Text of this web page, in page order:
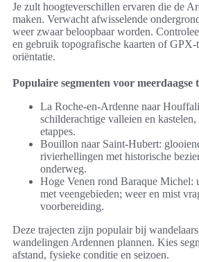
Je zult hoogteverschillen ervaren die de
maken. Verwacht afwisselende
weer zwaar beloopbaar worden.
en gebruik topografische kaarten of GPX-
oriëntatie.
Populaire segmenten voor meerdaagse
La Roche-en-Ardenne naar
schilderachtige valleien en
etappes.
Bouillon naar Saint-Hubert:
rivierhellingen met historische
onderweg.
Hoge Venen rond Baraque Michel:
met veengebieden; weer en mist
voorbereiding.
Deze trajecten zijn populair bij
wandelingen Ardennen plannen. Kies
afstand, fysieke conditie en seizoen.